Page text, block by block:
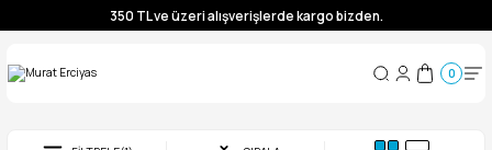
350 TL ve üzeri alışverişlerde kargo bizden.
0